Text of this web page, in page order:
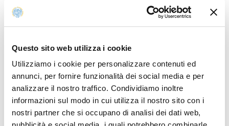
Questo sito web utilizza i cookie
Utilizziamo i cookie per personalizzare contenuti ed
annunci, per fornire funzionalità dei social media e per
analizzare il nostro traffico. Condividiamo inoltre
informazioni sul modo in cui utilizza il nostro sito con i
nostri partner che si occupano di analisi dei dati web,
Publications
characterization of the nanocomplex for prospective
Authors: Raboni Samanta; Fumagalli Francesco; Ceccone Giacomo;
La Spina Rita; Ponti Jessica; Mehn Dora; Guerrini Giuditta; Bettati
Stefano; Mozzarelli Andrea; D'Acunto Mario; Presciuttini Gianluca;
Methionine gamma lyase: Structure-activity relationships